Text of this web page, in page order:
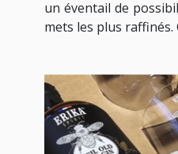
un éventail de
mets les plus raffinés.